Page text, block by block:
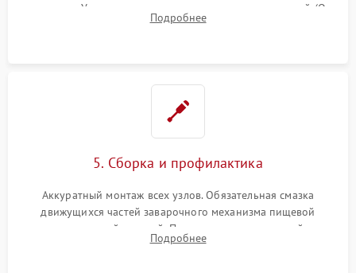
жерновов. Установка новых силиконовых уплотнителей (O-
ring) и тефлоновых трубок для надежного устранения
Подробнее
5. Сборка и профилактика
Аккуратный монтаж всех узлов. Обязательная смазка
движущихся частей заварочного механизма пищевой
силиконовой смазкой. Проведение программной
декальцинации и очистки системы от кофейных масел.
Подробнее